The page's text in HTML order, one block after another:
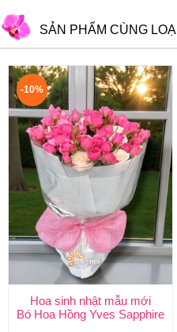
SẢN PHẨM CÙNG LOẠI
-10%
Hoa sinh nhật mẫu mới
Bó Hoa Hồng Yves Sapphire